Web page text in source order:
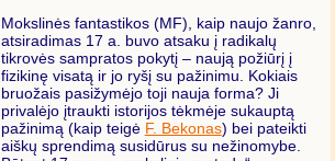
Mokslinės fantastikos (MF), kaip naujo žanro,
atsiradimas 17 a. buvo atsaku į radikalų
tikrovės sampratos pokytį – naują požiūrį į
fizikinę visatą ir jo ryšį su pažinimu. Kokiais
bruožais pasižymėjo toji nauja forma? Ji
privalėjo įtraukti istorijos tėkmėje sukauptą
pažinimą (kaip teigė F. Bekonas) bei pateikti
aiškų sprendimą susidūrus su nežinomybe.